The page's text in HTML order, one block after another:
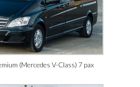
(Mercedes V-Class) 7 pax